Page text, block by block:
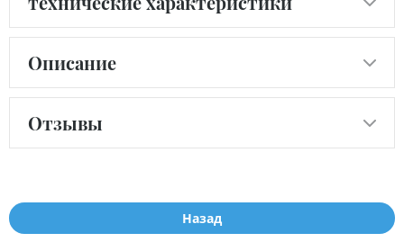
Описание
Отзывы
Назад